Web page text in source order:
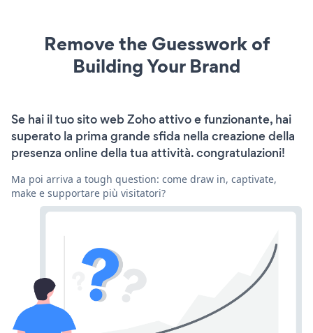
Remove the Guesswork of
Building Your Brand
Se hai il tuo sito web Zoho attivo e funzionante, hai
superato la prima grande sfida nella creazione della
presenza online della tua attività. congratulazioni!
Ma poi arriva a tough question: come draw in, captivate,
make e supportare più visitatori?